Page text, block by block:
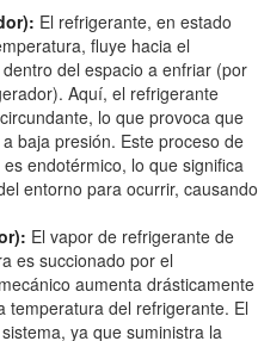
El refrigerante, en estado
fluye hacia el
del espacio a enfriar (por
Aquí, el refrigerante
lo que provoca que
baja presión. Este proceso de
endotérmico, lo que significa
entorno para ocurrir, causando
El vapor de refrigerante de
es succionado por el
aumenta drásticamente
temperatura del refrigerante. El
ya que suministra la